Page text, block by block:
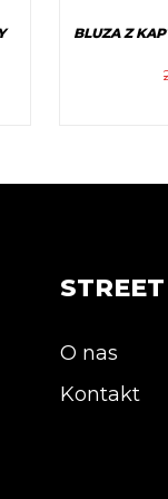
BLUZA Z
O nas
Kontakt